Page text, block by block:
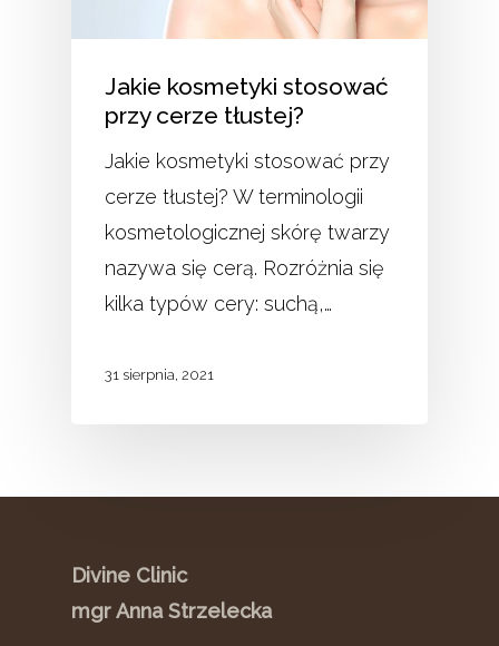
Jakie kosmetyki stosować
przy cerze tłustej?
Jakie kosmetyki stosować przy
cerze tłustej? W terminologii
kosmetologicznej skórę twarzy
nazywa się cerą. Rozróżnia się
kilka typów cery: suchą,…
31 sierpnia, 2021
Divine Clinic
mgr Anna Strzelecka